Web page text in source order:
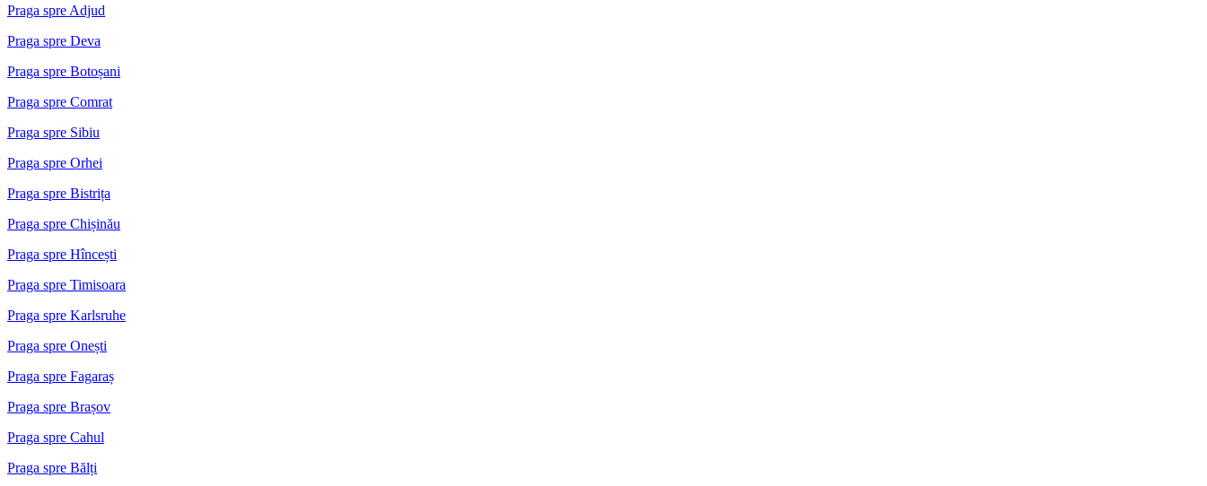
Praga spre Adjud
Praga spre Deva
Praga spre Botoșani
Praga spre Comrat
Praga spre Sibiu
Praga spre Orhei
Praga spre Bistrița
Praga spre Chișinău
Praga spre Hîncești
Praga spre Timisoara
Praga spre Karlsruhe
Praga spre Onești
Praga spre Fagaraș
Praga spre Brașov
Praga spre Cahul
Praga spre Bălți